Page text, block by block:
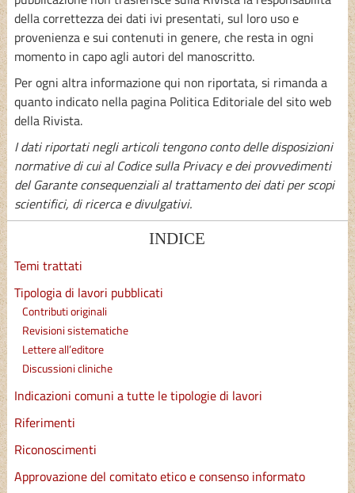
della correttezza dei dati ivi presentati, sul loro uso e
provenienza e sui contenuti in genere, che resta in ogni
momento in capo agli autori del manoscritto.
Per ogni altra informazione qui non riportata, si rimanda a
quanto indicato nella pagina Politica Editoriale del sito web
della Rivista.
I dati riportati negli articoli tengono conto delle disposizioni
normative di cui al Codice sulla Privacy e dei provvedimenti
del Garante consequenziali al trattamento dei dati per scopi
scientifici, di ricerca e divulgativi.
INDICE
Temi trattati
Tipologia di lavori pubblicati
Contributi originali
Revisioni sistematiche
Lettere all’editore
Discussioni cliniche
Indicazioni comuni a tutte le tipologie di lavori
Riferimenti
Riconoscimenti
Approvazione del comitato etico e consenso informato